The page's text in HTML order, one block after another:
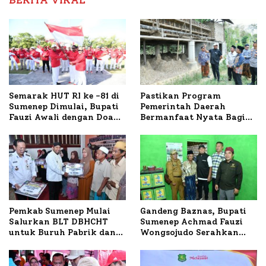
Semarak HUT RI ke -81 di
Sumenep Dimulai, Bupati
Fauzi Awali dengan Doa
Terbakar
Pastikan Program
Pemerintah Daerah
Bermanfaat Nyata Bagi
Sumenep Tinjau Langsung
Budidaya Lele dan Ayam
Petelur di Desa Bataal
Timur
Pemkab Sumenep Mulai
Salurkan BLT DBHCHT
untuk Buruh Pabrik dan
Gandeng Baznas, Bupati
Sumenep Achmad Fauzi
Wongsojudo Serahkan
Dua Kecamatan